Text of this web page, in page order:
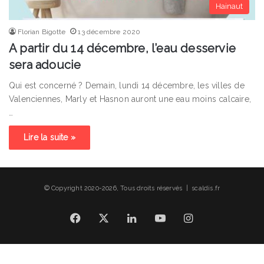
Hainaut
Florian Bigotte 13 décembre 2020
A partir du 14 décembre, l’eau desservie
sera adoucie
Qui est concerné ? Demain, lundi 14 décembre, les villes de
Valenciennes, Marly et Hasnon auront une eau moins calcaire,
…
Lire la suite »
© Copyright 2020-2026, Tous droits réservés | scaldis.fr
Facebook LinkedinYouTubeInstagram